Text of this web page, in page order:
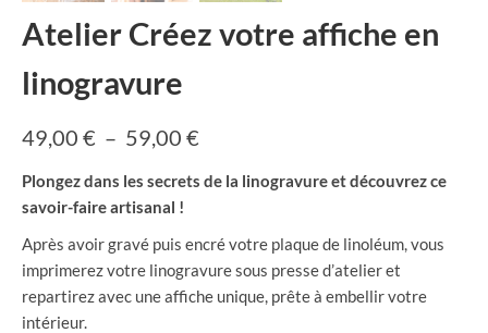
Atelier Créez votre affiche en
linogravure
49,00 € – 59,00 €
prix :
à
59,00 €
Plongez dans les secrets de la linogravure et découvrez ce
savoir-faire artisanal !
Après avoir gravé puis encré votre plaque de linoléum, vous
imprimerez votre linogravure sous presse d’atelier et
repartirez avec une affiche unique, prête à embellir votre
intérieur.